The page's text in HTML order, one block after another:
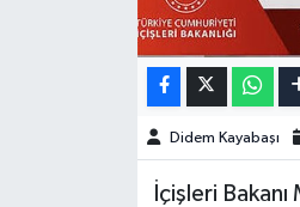
Didem Kayabaşı
İçişleri